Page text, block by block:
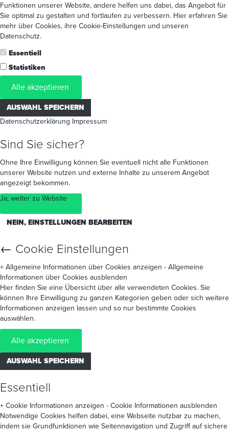
Funktionen unserer Website, andere helfen uns dabei, das Angebot für
Sie optimal zu gestalten und fortlaufen zu verbessern. Hier erfahren Sie
mehr über Cookies, ihre Cookie-Einstellungen und unseren
Datenschutz.
Essentiell
Statistiken
Alle akzeptieren
AUSWAHL SPEICHERN
Datenschutzerklärung Impressum
Sind Sie sicher?
Ohne Ihre Einwilligung können Sie eventuell nicht alle Funktionen
unserer Website nutzen und externe Inhalte zu unserem Angebot
angezeigt bekommen.
Ja, weiter zu Website
NEIN, EINSTELLUNGEN BEARBEITEN
← Cookie Einstellungen
+ Allgemeine Informationen über Cookies anzeigen - Allgemeine
Informationen über Cookies ausblenden
Hier finden Sie eine Übersicht über alle verwendeten Cookies. Sie
können Ihre Einwilligung zu ganzen Kategorien geben oder sich weitere
Informationen anzeigen lassen und so nur bestimmte Cookies
auswählen.
Alle akzeptieren
AUSWAHL SPEICHERN
Essentiell
+ Cookie Informationen anzeigen - Cookie Informationen ausblenden
Notwendige Cookies helfen dabei, eine Webseite nutzbar zu machen,
indem sie Grundfunktionen wie Seitennavigation und Zugriff auf sichere